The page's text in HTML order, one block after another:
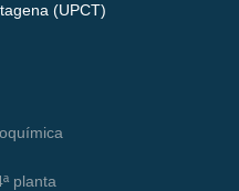
(UPCT)
planta